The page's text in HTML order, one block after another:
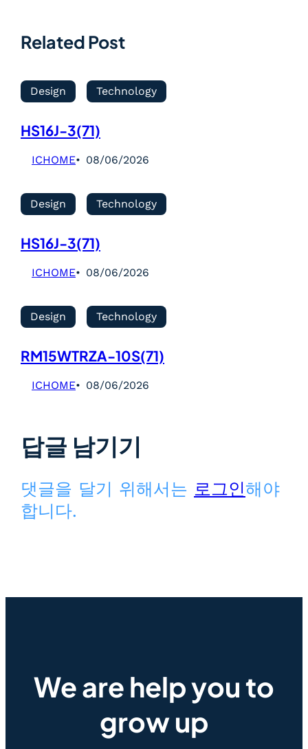
Related Post
Design Technology
HS16J-3(71)
ICHOME 08/06/2026
Design Technology
HS16J-3(71)
ICHOME 08/06/2026
Design Technology
RM15WTRZA-10S(71)
ICHOME 08/06/2026
답글 남기기
댓글을 달기 위해서는 로그인해야
합니다.
We are help you to
grow up